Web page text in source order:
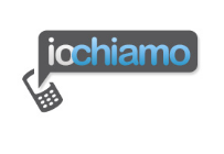
contenuto